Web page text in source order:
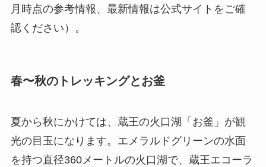
月時点の参考情報、最新情報は公式サイトをご確
認ください）。
春〜秋のトレッキングとお釜
夏から秋にかけては、蔵王の火口湖「お釜」が観
光の目玉になります。エメラルドグリーンの水面
を持つ直径360メートルの火口湖で、蔵王エコーラ